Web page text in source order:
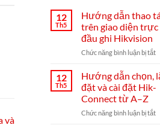
và
12
Th5
Hướng dẫn thao
trên giao diện
đầu ghi Hikvision
Chức năng bình luận bị tắtở
12
Th5
Hướng dẫn chọn,
đặt và cài đặt Hik-
Connect từ A–Z
Chức năng bình luận bị tắtở